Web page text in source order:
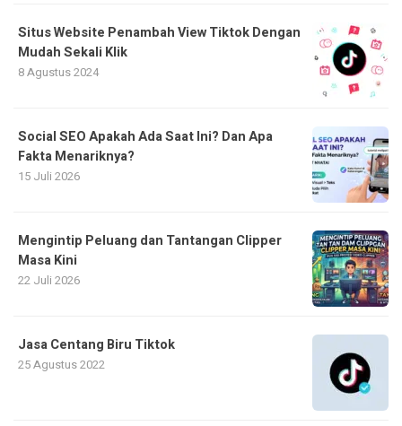
Situs Website Penambah View Tiktok Dengan
Mudah Sekali Klik
8 Agustus 2024
Social SEO Apakah Ada Saat Ini? Dan Apa
Fakta Menariknya?
15 Juli 2026
Mengintip Peluang dan Tantangan Clipper
Masa Kini
22 Juli 2026
Jasa Centang Biru Tiktok
25 Agustus 2022